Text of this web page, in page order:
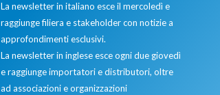
La newsletter in italiano esce il mercoledì e
raggiunge filiera e stakeholder con notizie a
approfondimenti esclusivi.
La newsletter in inglese esce ogni due giovedì
e raggiunge importatori e distributori, oltre
ad associazioni e organizzazioni